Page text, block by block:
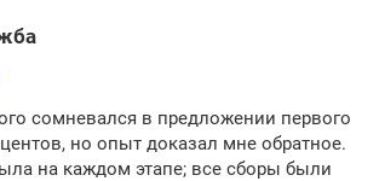
сомневался в предложении первого
но опыт доказал мне обратное.
на каждом этапе; все сборы были